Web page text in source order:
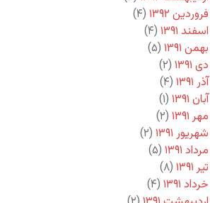
فروردین ۱۳۹۲
(۴)
اسفند ۱۳۹۱
(۴)
بهمن ۱۳۹۱
(۵)
دی ۱۳۹۱
(۲)
آذر ۱۳۹۱
(۴)
آبان ۱۳۹۱
(۱)
مهر ۱۳۹۱
(۲)
شهریور ۱۳۹۱
(۲)
مرداد ۱۳۹۱
(۵)
تیر ۱۳۹۱
(۸)
خرداد ۱۳۹۱
(۴)